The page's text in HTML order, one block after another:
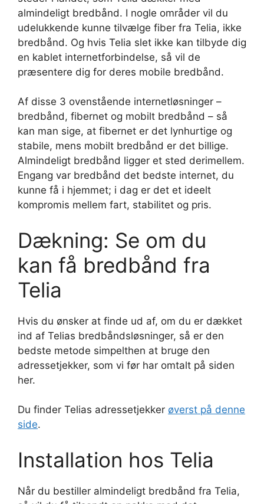
almindeligt bredbånd. I nogle områder vil du
udelukkende kunne tilvælge fiber fra Telia, ikke
bredbånd. Og hvis Telia slet ikke kan tilbyde dig
en kablet internetforbindelse, så vil de
præsentere dig for deres mobile bredbånd.
Af disse 3 ovenstående internetløsninger –
bredbånd, fibernet og mobilt bredbånd – så
kan man sige, at fibernet er det lynhurtige og
stabile, mens mobilt bredbånd er det billige.
Almindeligt bredbånd ligger et sted derimellem.
Engang var bredbånd det bedste internet, du
kunne få i hjemmet; i dag er det et ideelt
kompromis mellem fart, stabilitet og pris.
Dækning: Se om du
kan få bredbånd fra
Telia
Hvis du ønsker at finde ud af, om du er dækket
ind af Telias bredbåndsløsninger, så er den
bedste metode simpelthen at bruge den
adressetjekker, som vi før har omtalt på siden
her.
Du finder Telias adressetjekker øverst på denne
side.
Installation hos Telia
Når du bestiller almindeligt bredbånd fra Telia,